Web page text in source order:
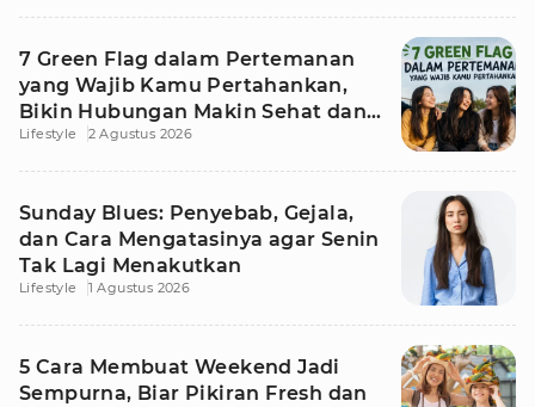
7 Green Flag dalam Pertemanan
yang Wajib Kamu Pertahankan,
Bikin Hubungan Makin Sehat dan
Awet
Lifestyle 2 Agustus 2026
Sunday Blues: Penyebab, Gejala,
dan Cara Mengatasinya agar Senin
Tak Lagi Menakutkan
Lifestyle 1 Agustus 2026
5 Cara Membuat Weekend Jadi
Sempurna, Biar Pikiran Fresh dan